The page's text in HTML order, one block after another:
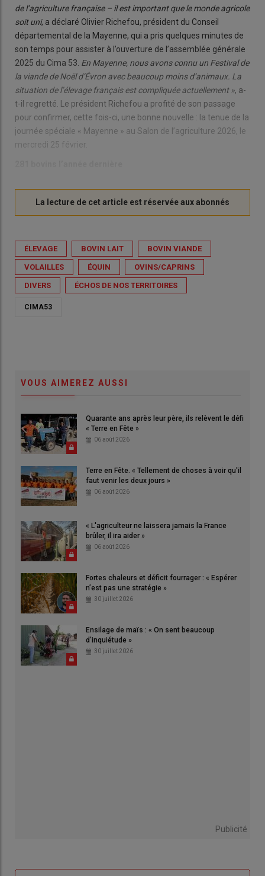
de l’agriculture française – il est important que le monde agricole
soit uni, a déclaré Olivier Richefou, président du Conseil
départemental de la Mayenne, qui a pris quelques minutes de
son temps pour assister à l’ouverture de l’assemblée générale
2025 du Cima 53. En Mayenne, nous avons connu un Festival de
la viande de Noël d’Évron avec beaucoup moins d’animaux. La
situation de l’élevage français est compliquée actuellement », a-
t-il regretté. Le président Richefou a profité de son passage
pour confirmer, cette fois-ci, une bonne nouvelle : la tenue de la
journée spéciale « Mayenne » au Salon de l’agriculture 2026, le
mercredi 25 février.
ÉLEVAGE BOVIN LAIT BOVIN VIANDE
VOLAILLES ÉQUIN OVINS/CAPRINS
DIVERS ÉCHOS DE NOS TERRITOIRES
CIMA53
VOUS AIMEREZ AUSSI
Quarante ans après leur père, ils relèvent le défi
« Terre en Fête »
06 août 2026
Terre en Fête. « Tellement de choses à voir qu'il
faut venir les deux jours »
06 août 2026
« L'agriculteur ne laissera jamais la France
brûler, il ira aider »
06 août 2026
Fortes chaleurs et déficit fourrager : « Espérer
n’est pas une stratégie »
30 juillet 2026
Ensilage de maïs : « On sent beaucoup
d'inquiétude »
30 juillet 2026
Publicité